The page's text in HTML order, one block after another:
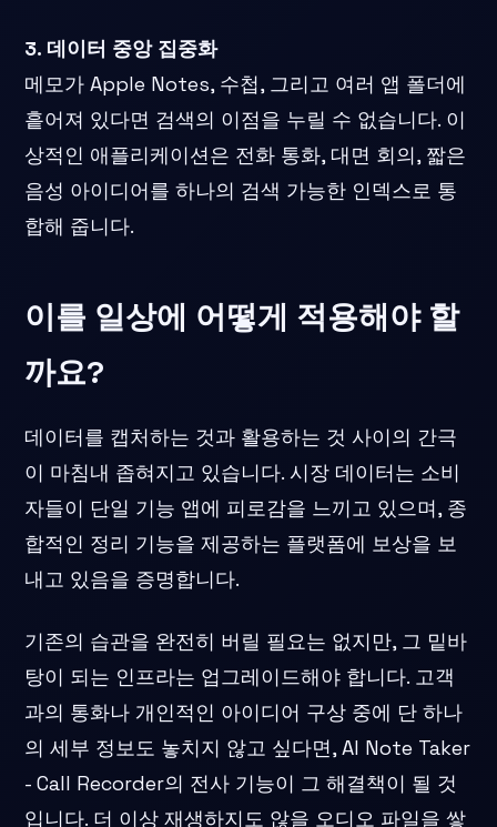
3. 데이터 중앙 집중화
메모가 Apple Notes, 수첩, 그리고 여러 앱 폴더에
흩어져 있다면 검색의 이점을 누릴 수 없습니다. 이
상적인 애플리케이션은 전화 통화, 대면 회의, 짧은
음성 아이디어를 하나의 검색 가능한 인덱스로 통
합해 줍니다.
이를 일상에 어떻게 적용해야 할
까요?
데이터를 캡처하는 것과 활용하는 것 사이의 간극
이 마침내 좁혀지고 있습니다. 시장 데이터는 소비
자들이 단일 기능 앱에 피로감을 느끼고 있으며, 종
합적인 정리 기능을 제공하는 플랫폼에 보상을 보
내고 있음을 증명합니다.
기존의 습관을 완전히 버릴 필요는 없지만, 그 밑바
탕이 되는 인프라는 업그레이드해야 합니다. 고객
과의 통화나 개인적인 아이디어 구상 중에 단 하나
의 세부 정보도 놓치지 않고 싶다면, AI Note Taker
- Call Recorder의 전사 기능이 그 해결책이 될 것
입니다. 더 이상 재생하지도 않을 오디오 파일을 쌓